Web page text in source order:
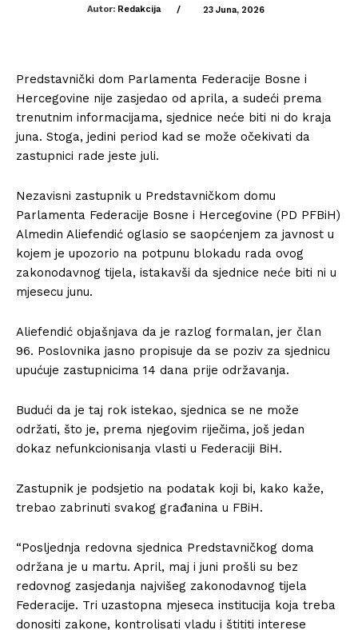
Autor: Redakcija / 23 Juna, 2026
Predstavnički dom Parlamenta Federacije Bosne i
Hercegovine nije zasjedao od aprila, a sudeći prema
trenutnim informacijama, sjednice neće biti ni do kraja
juna. Stoga, jedini period kad se može očekivati da
zastupnici rade jeste juli.
Nezavisni zastupnik u Predstavničkom domu
Parlamenta Federacije Bosne i Hercegovine (PD PFBiH)
Almedin Aliefendić oglasio se saopćenjem za javnost u
kojem je upozorio na potpunu blokadu rada ovog
zakonodavnog tijela, istakavši da sjednice neće biti ni u
mjesecu junu.
Aliefendić objašnjava da je razlog formalan, jer član
96. Poslovnika jasno propisuje da se poziv za sjednicu
upućuje zastupnicima 14 dana prije održavanja.
Budući da je taj rok istekao, sjednica se ne može
održati, što je, prema njegovim riječima, još jedan
dokaz nefunkcionisanja vlasti u Federaciji BiH.
Zastupnik je podsjetio na podatak koji bi, kako kaže,
trebao zabrinuti svakog građanina u FBiH.
“Posljednja redovna sjednica Predstavničkog doma
održana je u martu. April, maj i juni prošli su bez
redovnog zasjedanja najvišeg zakonodavnog tijela
Federacije. Tri uzastopna mjeseca institucija koja treba
donositi zakone, kontrolisati vladu i štititi interese